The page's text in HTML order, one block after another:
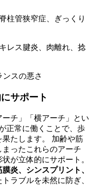
柱管狭窄症、ぎっくり
レス腱炎、肉離れ、捻
スの悪さ
サポート
チ」「横アーチ」とい
正常に働くことで、歩
たします。 加齢や筋
ったこれらのアーチ
が立体的にサポート。
膜炎、シンスプリント、
トラブルを未然に防ぎ、